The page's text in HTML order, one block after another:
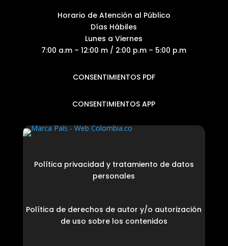
Horario de Atención al Público
Días Hábiles
Lunes a Viernes
7:00 a.m – 12:00 m / 2:00 p.m – 5:00 p.m
CONSENTIMIENTOS PDF
CONSENTIMIENTOS APP
Política privacidad y tratamiento de datos
personales
Política de derechos de autor y/o autorización
de uso sobre los contenidos